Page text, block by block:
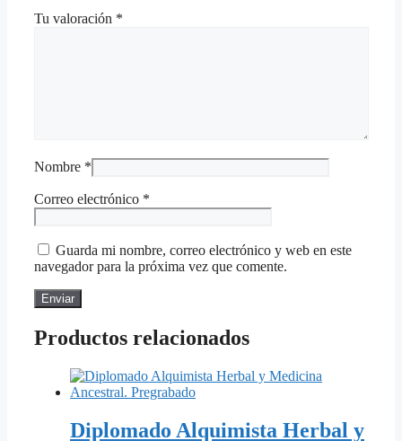
Tu valoración *
Nombre *
Correo electrónico *
Guarda mi nombre, correo electrónico y web en este
navegador para la próxima vez que comente.
Productos relacionados
Diplomado Alquimista Herbal y